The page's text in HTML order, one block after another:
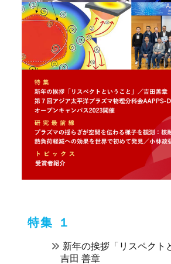
特集 １
新年の挨拶「リスペクト
吉田 善章